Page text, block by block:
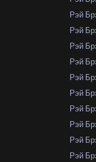
Рэй
Рэй
Рэй
Рэй
Рэй
Рэй
Рэй
Рэй
Рэй
Рэй